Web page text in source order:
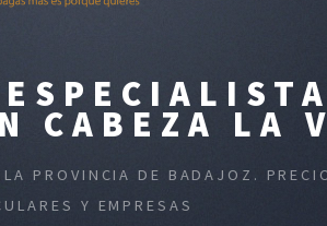
CABEZA LA
PROVINCIA DE BADAJOZ.
Y EMPRESAS